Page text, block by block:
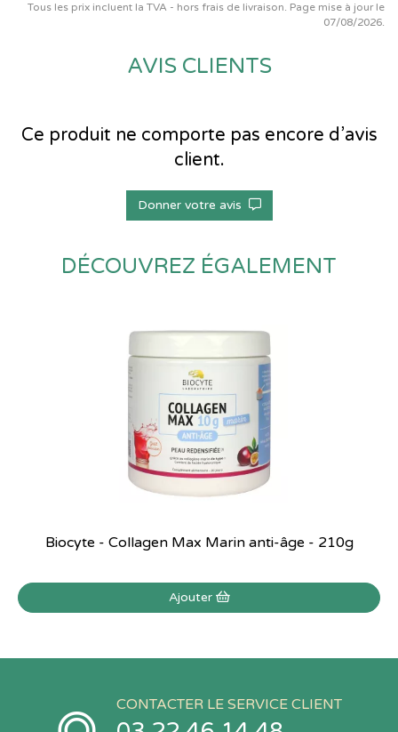
Tous les prix incluent la TVA - hors frais de livraison. Page mise à jour le
07/08/2026.
AVIS CLIENTS
Ce produit ne comporte pas encore d’avis
client.
Donner votre avis
DÉCOUVREZ ÉGALEMENT
Biocyte - Collagen Max Marin anti-âge - 210g
Ajouter
CONTACTER LE SERVICE CLIENT